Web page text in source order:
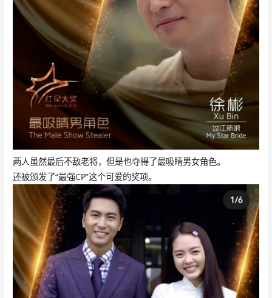
两人虽然最后不敌老将，但是也夺得了最吸睛男女角色。
还被颁发了“最强CP”这个可爱的奖项。